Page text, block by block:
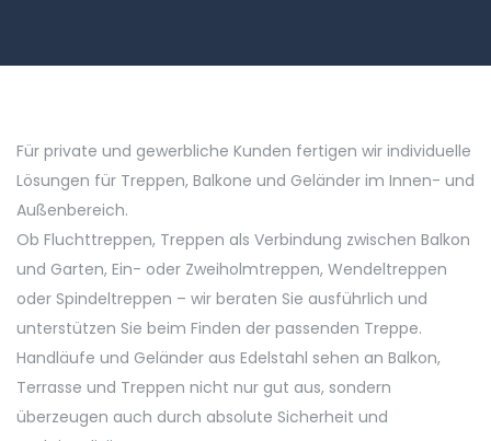
Für private und gewerbliche Kunden fertigen wir individuelle
Lösungen für Treppen, Balkone und Geländer im Innen- und
Außenbereich.
Ob Fluchttreppen, Treppen als Verbindung zwischen Balkon
und Garten, Ein- oder Zweiholmtreppen, Wendeltreppen
oder Spindeltreppen – wir beraten Sie ausführlich und
unterstützen Sie beim Finden der passenden Treppe.
Handläufe und Geländer aus Edelstahl sehen an Balkon,
Terrasse und Treppen nicht nur gut aus, sondern
überzeugen auch durch absolute Sicherheit und